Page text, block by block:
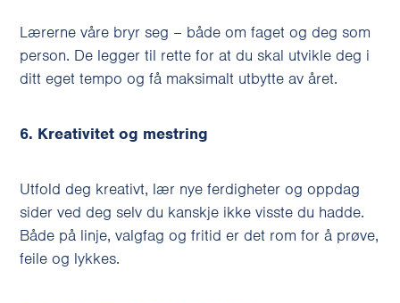
Lærerne våre bryr seg – både om faget og deg som
person. De legger til rette for at du skal utvikle deg i
ditt eget tempo og få maksimalt utbytte av året.
6. Kreativitet og mestring
Utfold deg kreativt, lær nye ferdigheter og oppdag
sider ved deg selv du kanskje ikke visste du hadde.
Både på linje, valgfag og fritid er det rom for å prøve,
feile og lykkes.